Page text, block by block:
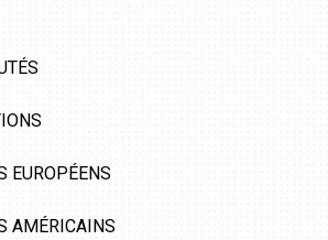
EUROPÉENS
AMÉRICAINS